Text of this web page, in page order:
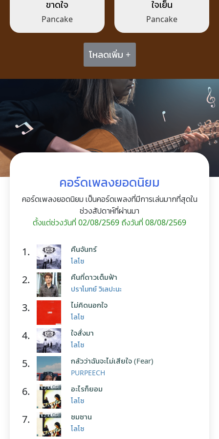
ขาดใจ
Pancake
ใจเย็น
Pancake
โหลดเพิ่ม +
คอร์ดเพลงยอดนิยม
คอร์ดเพลงยอดนิยม เป็นคอร์ดเพลงที่มีการเล่นมากที่สุดใน
ช่วงสัปดาห์ที่ผ่านมา
ตั้งแต่ช่วงวันที่ 02/08/2569 ถึงวันที่ 08/08/2569
1. คืนจันทร์
โลโซ
2. คืนที่ดาวเต็มฟ้า
ปราโมทย์ วิเลปะนะ
3. ไม่คิดนอกใจ
โลโซ
4. ใจสั่งมา
โลโซ
5. กลัวว่าฉันจะไม่เสียใจ (Fear)
PURPEECH
6. อะไรก็ยอม
โลโซ
7. ซมซาน
โลโซ